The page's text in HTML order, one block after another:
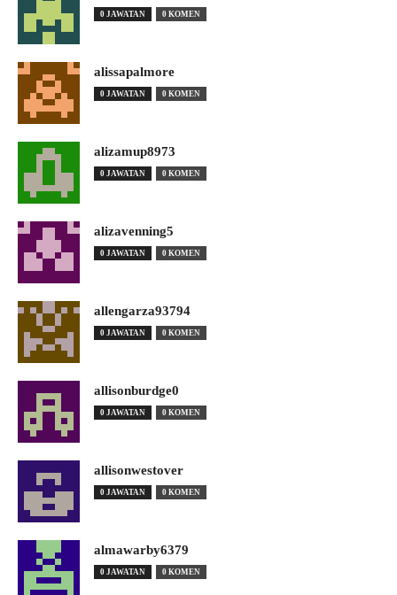
0 JAWATAN 0 KOMEN
alissapalmore
0 JAWATAN 0 KOMEN
alizamup8973
0 JAWATAN 0 KOMEN
alizavenning5
0 JAWATAN 0 KOMEN
allengarza93794
0 JAWATAN 0 KOMEN
allisonburdge0
0 JAWATAN 0 KOMEN
allisonwestover
0 JAWATAN 0 KOMEN
almawarby6379
0 JAWATAN 0 KOMEN